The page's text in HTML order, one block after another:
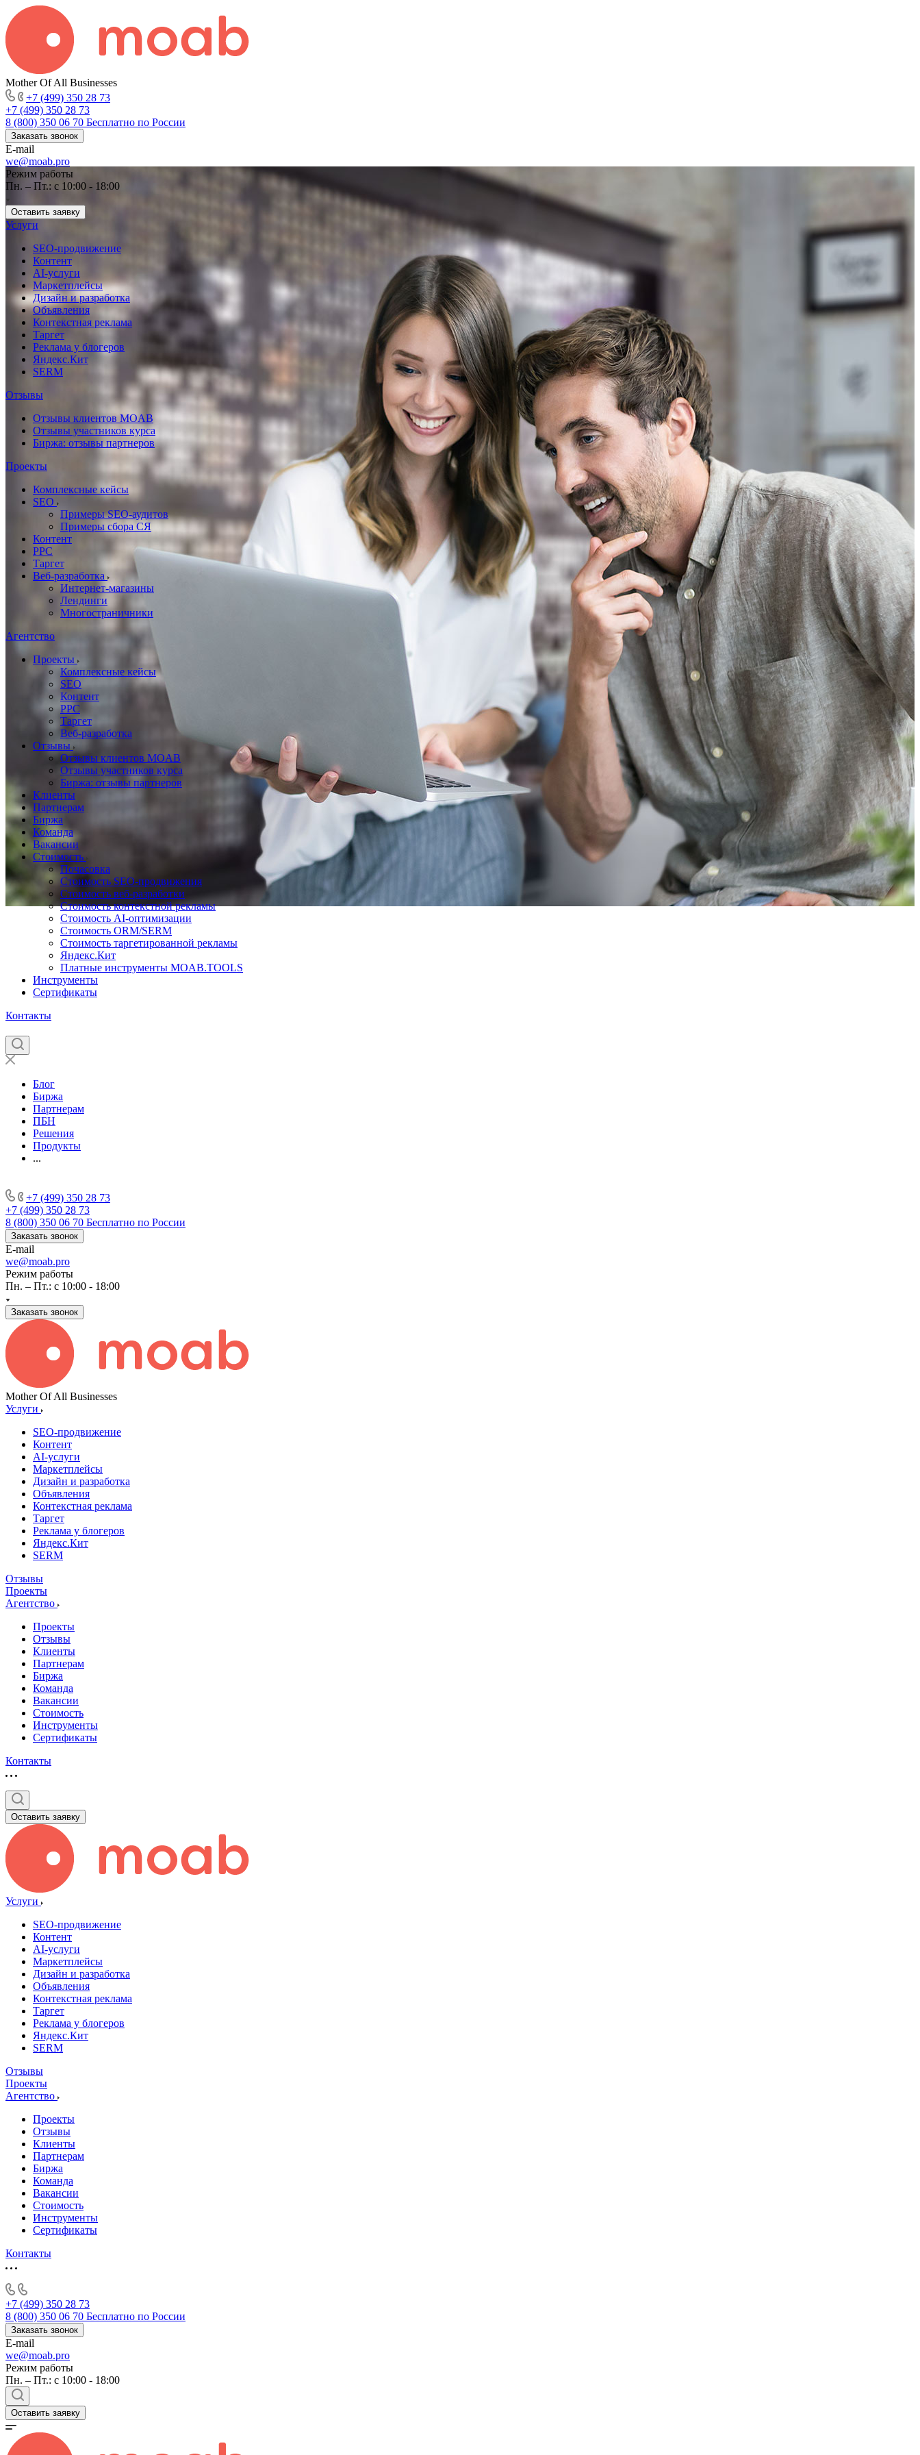
Mother Of All Businesses
+7 (499) 350 28 73
+7 (499) 350 28 73
8 (800) 350 06 70 Бесплатно по России
Заказать звонок
E-mail
we@moab.pro
Режим работы
Пн. – Пт.: с 10:00 - 18:00
Оставить заявку
Услуги
SEO-продвижение
Контент
AI-услуги
Маркетплейсы
Дизайн и разработка
Объявления
Контекстная реклама
Таргет
Реклама у блогеров
Яндекс.Кит
SERM
Отзывы
Отзывы клиентов MOAB
Отзывы участников курса
Биржа: отзывы партнеров
Проекты
Комплексные кейсы
SEO
Примеры SEO-аудитов
Примеры сбора СЯ
Контент
PPC
Таргет
Веб-разработка
Интернет-магазины
Лендинги
Многостраничники
Агентство
Проекты
Комплексные кейсы
SEO
Контент
PPC
Таргет
Веб-разработка
Отзывы
Отзывы клиентов MOAB
Отзывы участников курса
Биржа: отзывы партнеров
Клиенты
Партнерам
Биржа
Команда
Вакансии
Стоимость
Почасовка
Стоимость SEO-продвижения
Стоимость веб-разработки
Стоимость контекстной рекламы
Стоимость AI-оптимизации
Стоимость ORM/SERM
Стоимость таргетированной рекламы
Яндекс.Кит
Платные инструменты MOAB.TOOLS
Инструменты
Сертификаты
Контакты
Блог
Биржа
Партнерам
ПБН
Решения
Продукты
...
+7 (499) 350 28 73
+7 (499) 350 28 73
8 (800) 350 06 70 Бесплатно по России
Заказать звонок
E-mail
we@moab.pro
Режим работы
Пн. – Пт.: с 10:00 - 18:00
Заказать звонок
Mother Of All Businesses
Услуги
SEO-продвижение
Контент
AI-услуги
Маркетплейсы
Дизайн и разработка
Объявления
Контекстная реклама
Таргет
Реклама у блогеров
Яндекс.Кит
SERM
Отзывы
Проекты
Агентство
Проекты
Отзывы
Клиенты
Партнерам
Биржа
Команда
Вакансии
Стоимость
Инструменты
Сертификаты
Контакты
Оставить заявку
Услуги
SEO-продвижение
Контент
AI-услуги
Маркетплейсы
Дизайн и разработка
Объявления
Контекстная реклама
Таргет
Реклама у блогеров
Яндекс.Кит
SERM
Отзывы
Проекты
Агентство
Проекты
Отзывы
Клиенты
Партнерам
Биржа
Команда
Вакансии
Стоимость
Инструменты
Сертификаты
Контакты
+7 (499) 350 28 73
8 (800) 350 06 70 Бесплатно по России
Заказать звонок
E-mail
we@moab.pro
Режим работы
Пн. – Пт.: с 10:00 - 18:00
Оставить заявку